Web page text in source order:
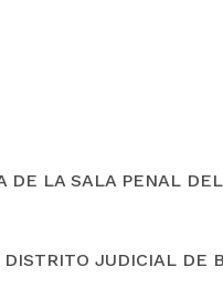
DE LA SALA PENAL DEL
DISTRITO JUDICIAL DE